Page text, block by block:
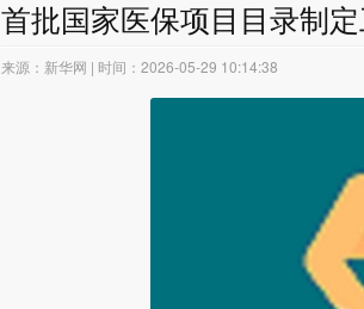
首批国家医保项目目录制
来源：新华网 | 时间：2026-05-29 10:14:38